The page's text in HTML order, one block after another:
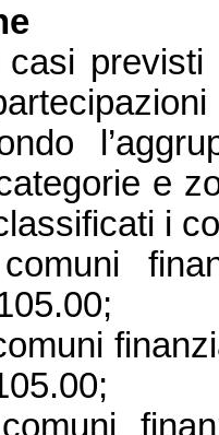
casi
e
i